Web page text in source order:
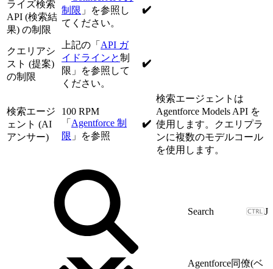
ライズ検索
API (検索結
果) の制限
制限 」を参照し
てください。
✔️
クエリアシ
スト (提案)
の制限
上記の「 API ガ
イドラインと制
限」を参照して
ください。
✔️
検索エージ
ェント (AI
アンサー)
100 RPM
「 Agentforce 制
限 」を参照
✔️
検索エージェントは
Agentforce Models API を
使用します。クエリプラ
ンに複数のモデルコール
を使用します。
J
Agentforce同僚(ベ